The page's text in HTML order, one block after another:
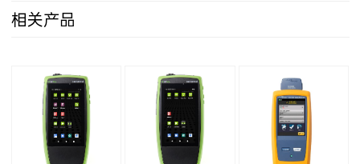
相关产品